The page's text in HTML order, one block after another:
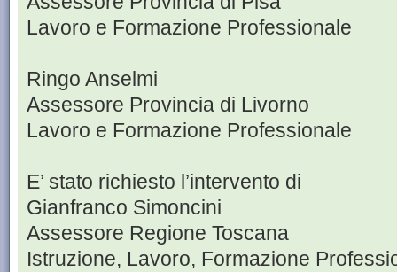
Lavoro e Formazione Professionale
Ringo Anselmi
Assessore Provincia di Livorno
Lavoro e Formazione Professionale
E’ stato richiesto l’intervento di
Gianfranco Simoncini
Assessore Regione Toscana
Istruzione, Lavoro, Formazione